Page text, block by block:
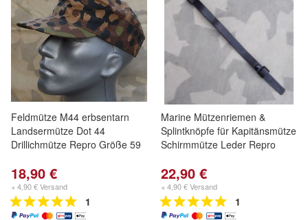
Feldmütze M44 erbsentarn
Landsermütze Dot 44
Drillichmütze Repro Größe 59
18,90 €
+ 4,90 € Versand
1
Marine Mützenriemen &
Splintknöpfe für Kapitänsmütze
Schirmmütze Leder Repro
22,90 €
+ 4,90 € Versand
1